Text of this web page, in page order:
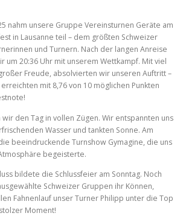
nahm unsere Gruppe Vereinsturnen Geräte am
in Lausanne teil – dem größten Schweizer
und Turnern. Nach der langen Anreise
um 20:36 Uhr mit unserem Wettkampf. Mit viel
Freude, absolvierten wir unseren Auftritt –
mit 8,76 von 10 möglichen Punkten
den Tag in vollen Zügen. Wir entspannten uns
Wasser und tankten Sonne. Am
beeindruckende Turnshow Gymagine, die uns
begeisterte.
bildete die Schlussfeier am Sonntag. Noch
Schweizer Gruppen ihr Können,
Fahnenlauf unser Turner Philipp unter die Top
Moment!